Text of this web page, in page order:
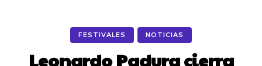
FESTIVALES NOTICIAS
Leonardo Padura cierra